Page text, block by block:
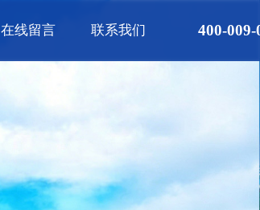
在线留言 联系我们 400-009-